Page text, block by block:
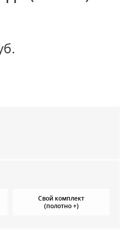
Свой комплект
(полотно +)